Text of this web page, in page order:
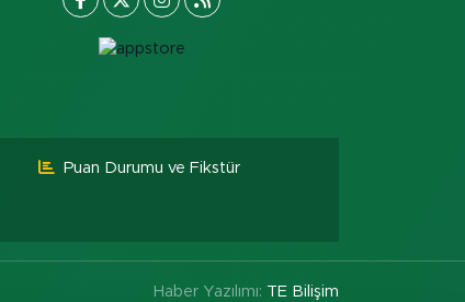
Puan Durumu ve Fikstür
Haber Yazılımı: TE Bilişim